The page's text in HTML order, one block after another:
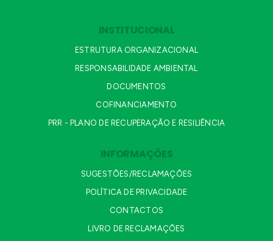
INSTITUCIONAL
ESTRUTURA ORGANIZACIONAL
RESPONSABILIDADE AMBIENTAL
DOCUMENTOS
COFINANCIAMENTO
PRR - PLANO DE RECUPERAÇÃO E RESILIÊNCIA
INFORMAÇÕES
SUGESTÕES/RECLAMAÇÕES
POLÍTICA DE PRIVACIDADE
CONTACTOS
LIVRO DE RECLAMAÇÕES